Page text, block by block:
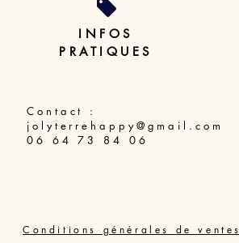
INFOS
PRATIQUES
Contact :
jolyterrehappy@gmail.com
06 64 73 84 06
Conditions générales de ventes